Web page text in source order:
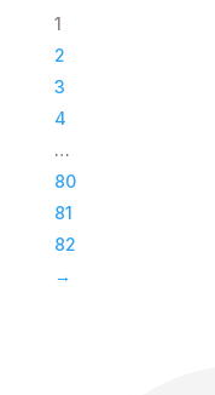
1
2
3
4
…
80
81
82
→